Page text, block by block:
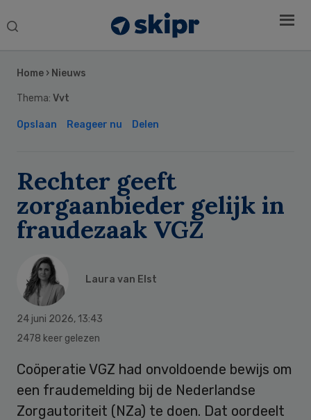
Search
Home › Nieuws
Thema: Vvt
Opslaan Reageer nu Delen
Rechter geeft
zorgaanbieder gelijk in
fraudezaak VGZ
Laura van Elst
24 juni 2026, 13:43
2478 keer gelezen
Coöperatie VGZ had onvoldoende bewijs om
een fraudemelding bij de Nederlandse
Zorgautoriteit (NZa) te doen. Dat oordeelt
Sidebar